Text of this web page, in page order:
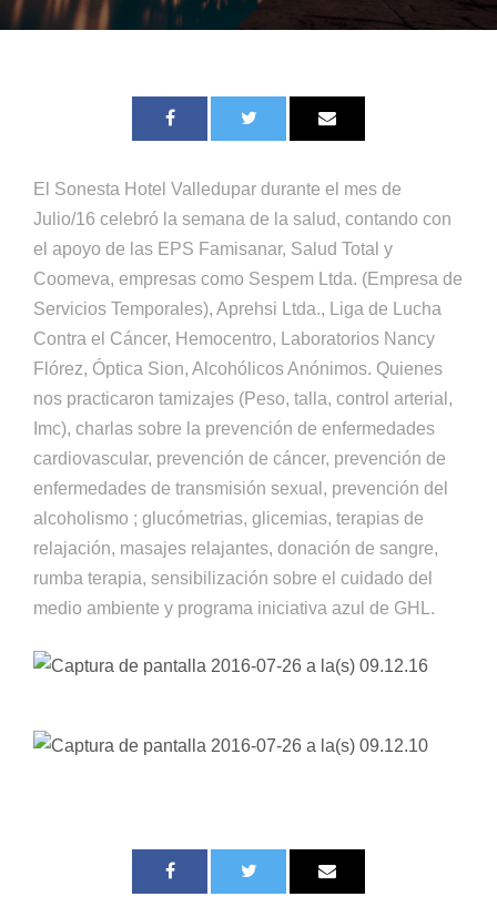
El Sonesta Hotel Valledupar durante el mes de
Julio/16 celebró la semana de la salud, contando con
el apoyo de las EPS Famisanar, Salud Total y
Coomeva, empresas como Sespem Ltda. (Empresa de
Servicios Temporales), Aprehsi Ltda., Liga de Lucha
Contra el Cáncer, Hemocentro, Laboratorios Nancy
Flórez, Óptica Sion, Alcohólicos Anónimos. Quienes
nos practicaron tamizajes (Peso, talla, control arterial,
Imc), charlas sobre la prevención de enfermedades
cardiovascular, prevención de cáncer, prevención de
enfermedades de transmisión sexual, prevención del
alcoholismo ; glucómetrias, glicemias, terapias de
relajación, masajes relajantes, donación de sangre,
rumba terapia, sensibilización sobre el cuidado del
medio ambiente y programa iniciativa azul de GHL.